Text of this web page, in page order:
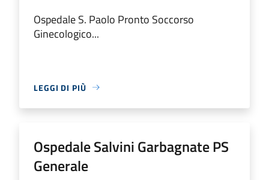
Ospedale S. Paolo Pronto Soccorso
Ginecologico...
LEGGI DI PIÙ
Ospedale Salvini Garbagnate PS
Generale